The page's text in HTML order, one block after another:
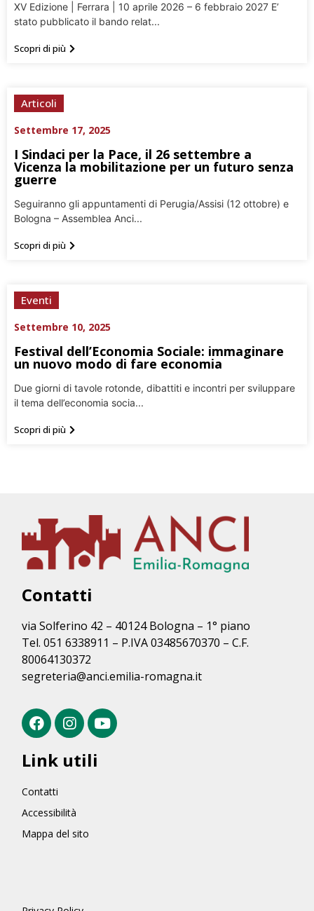
XV Edizione | Ferrara | 10 aprile 2026 – 6 febbraio 2027 E’
stato pubblicato il bando relat...
Scopri di più
Articoli
Settembre 17, 2025
I Sindaci per la Pace, il 26 settembre a
Vicenza la mobilitazione per un futuro senza
guerre
Seguiranno gli appuntamenti di Perugia/Assisi (12 ottobre) e
Bologna – Assemblea Anci...
Scopri di più
Eventi
Settembre 10, 2025
Festival dell’Economia Sociale: immaginare
un nuovo modo di fare economia
Due giorni di tavole rotonde, dibattiti e incontri per sviluppare
il tema dell’economia socia...
Scopri di più
Contatti
via Solferino 42 – 40124 Bologna – 1° piano
Tel. 051 6338911 – P.IVA 03485670370 – C.F.
80064130372
segreteria@anci.emilia-romagna.it
Link utili
Contatti
Accessibilità
Mappa del sito